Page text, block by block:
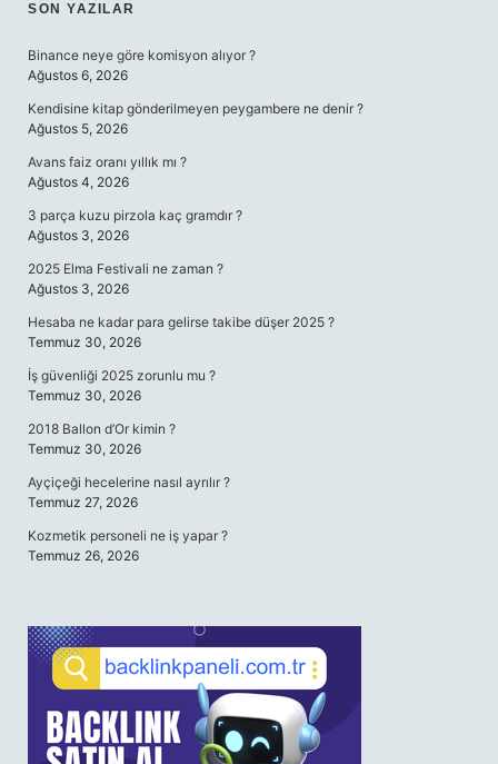
SIDEBAR
SON YAZILAR
Binance neye göre komisyon alıyor ?
Ağustos 6, 2026
Kendisine kitap gönderilmeyen peygambere ne denir ?
Ağustos 5, 2026
Avans faiz oranı yıllık mı ?
Ağustos 4, 2026
3 parça kuzu pirzola kaç gramdır ?
Ağustos 3, 2026
2025 Elma Festivali ne zaman ?
Ağustos 3, 2026
Hesaba ne kadar para gelirse takibe düşer 2025 ?
Temmuz 30, 2026
İş güvenliği 2025 zorunlu mu ?
Temmuz 30, 2026
2018 Ballon d’Or kimin ?
Temmuz 30, 2026
Ayçiçeği hecelerine nasıl ayrılır ?
Temmuz 27, 2026
Kozmetik personeli ne iş yapar ?
Temmuz 26, 2026